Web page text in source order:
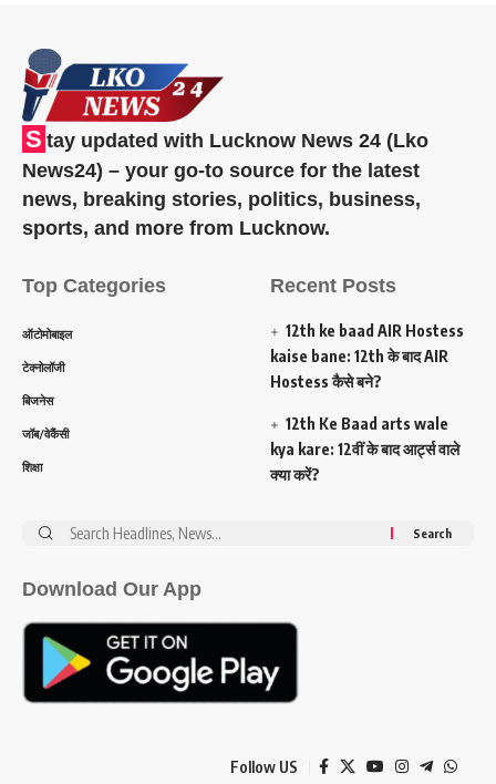
S tay updated with Lucknow News 24 (Lko
News24) – your go-to source for the latest
news, breaking stories, politics, business,
sports, and more from Lucknow.
Top Categories
ऑटोमोबाइल
टेक्नोलॉजी
बिजनेस
जॉब/वेकैंसी
शिक्षा
Recent Posts
12th ke baad AIR Hostess
kaise bane: 12th के बाद AIR
Hostess कैसे बने?
12th Ke Baad arts wale
kya kare: 12वीं के बाद आर्ट्स वाले
क्या करें?
Search
Download Our App
Follow US